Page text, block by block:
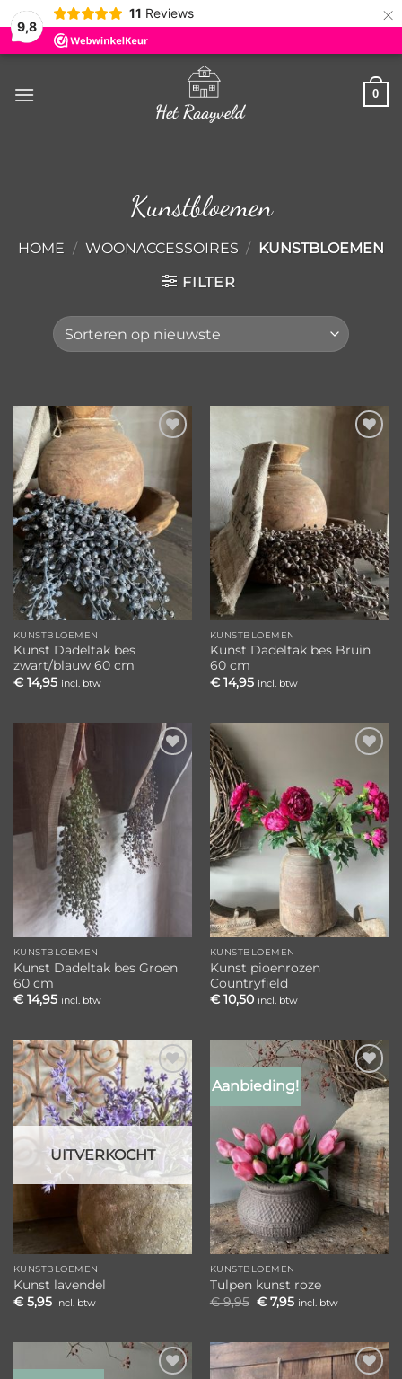
9,8
11 Reviews ×
naar
0
Kunstbloemen
HOME / WOONACCESSOIRES / KUNSTBLOEMEN
FILTER
Toevoegen
KUNSTBLOEMEN
Kunst Dadeltak bes
zwart/blauw 60 cm
€14,95 incl. btw
KUNSTBLOEMEN
Kunst Dadeltak bes Bruin
60 cm
€14,95 incl. btw
Toevoegen
aan
verlanglijst
KUNSTBLOEMEN
Kunst Dadeltak bes Groen
60 cm
€14,95 incl. btw
aan
verlanglijst
KUNSTBLOEMEN
Kunst pioenrozen
Countryfield
€10,50 incl. btw
Toevoegen
aan
verlanglijst
UITVERKOCHT
KUNSTBLOEMEN
Kunst lavendel
€5,95 incl. btw
Aanbieding!
Toevoegen
aan
verlanglijst
KUNSTBLOEMEN
Tulpen kunst roze
€9,95 Oorspronkelijke
prijs
€7,95Huidige
incl. btw